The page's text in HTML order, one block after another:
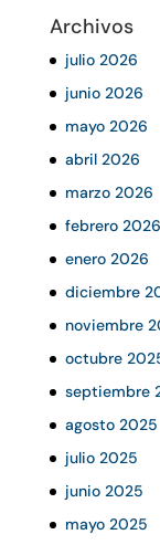
Archivos
julio 2026
junio 2026
mayo 2026
abril 2026
marzo 2026
febrero 2026
enero 2026
diciembre
noviembre
octubre
septiembre
agosto 2025
julio 2025
junio 2025
mayo 2025